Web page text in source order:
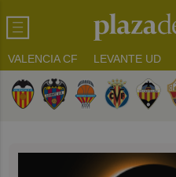
VALENCIA CF LEVANTE UD